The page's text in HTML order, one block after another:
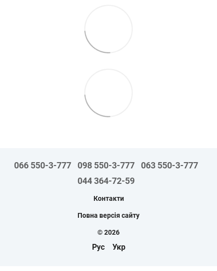
066 550-3-777 098 550-3-777
063 550-3-777
044 364-72-59
Контакти
Повна версія сайту
© 2026
Рус Укр